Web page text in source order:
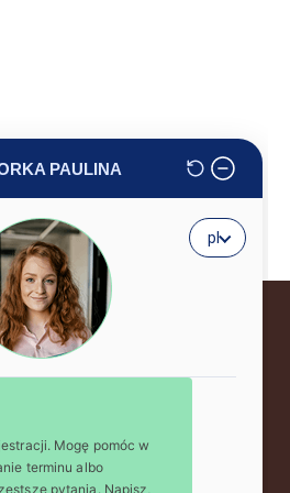
Rejestry
NIP:5214136490
REGON:542975377
REGON: